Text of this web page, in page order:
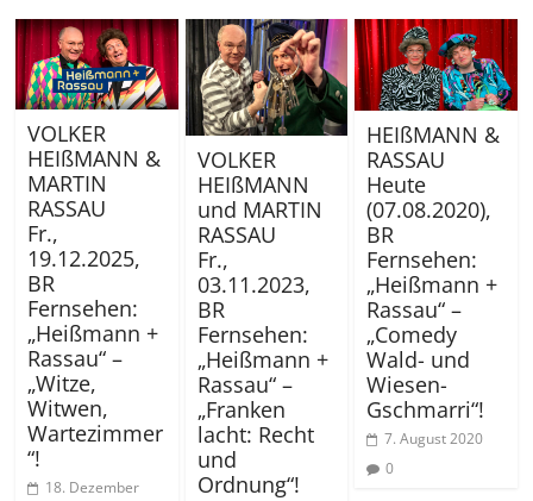
VOLKER
HEIßMANN &
MARTIN
RASSAU
Fr.,
19.12.2025,
BR
Fernsehen:
„Heißmann +
Rassau“ –
„Witze,
Witwen,
Wartezimmer
“!
18. Dezember
VOLKER
HEIßMANN
und MARTIN
RASSAU
Fr.,
03.11.2023,
BR
Fernsehen:
„Heißmann +
Rassau“ –
„Franken
lacht: Recht
und
Ordnung“!
HEIßMANN &
RASSAU
Heute
(07.08.2020),
BR
Fernsehen:
„Heißmann +
Rassau“ –
„Comedy
Wald- und
Wiesen-
Gschmarri“!
7. August 2020
0